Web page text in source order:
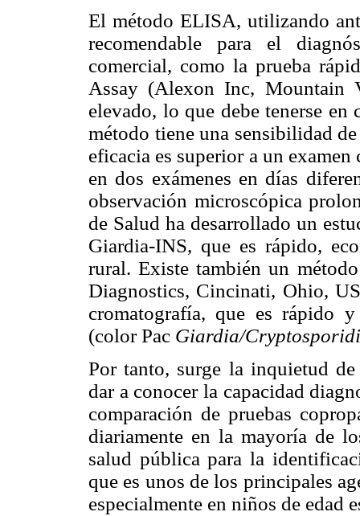
El método ELISA, utilizando
recomendable para el
comercial, como la prueba
Assay (Alexon Inc, Mountain
elevado, lo que debe tenerse en
método tiene una sensibilidad
eficacia es superior a un
en dos exámenes en días
observación microscópica
de Salud ha desarrollado un
Giardia-INS, que es rápido,
rural. Existe también un
Diagnostics, Cincinati, Ohio,
cromatografía, que es rápido
(color Pac Giardia/
Por tanto, surge la inquietud
dar a conocer la capacidad
comparación de pruebas
diariamente en la mayoría de
salud pública para la
que es unos de los principales
especialmente en niños de edad